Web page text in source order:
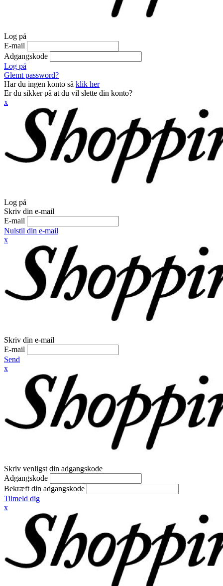
Log på
E-mail
Adgangskode
Log på
Glemt password?
Har du ingen konto så klik her
Er du sikker på at du vil slette din konto?
x
Log på
Skriv din e-mail
E-mail
Nulstil din e-mail
x
Skriv din e-mail
E-mail
Send
x
Skriv venligst din adgangskode
Adgangskode
Bekræft din adgangskode
Tilmeld dig
x